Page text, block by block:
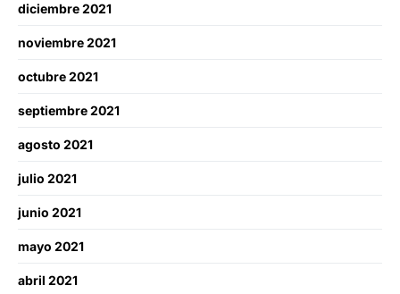
diciembre 2021
noviembre 2021
octubre 2021
septiembre 2021
agosto 2021
julio 2021
junio 2021
mayo 2021
abril 2021